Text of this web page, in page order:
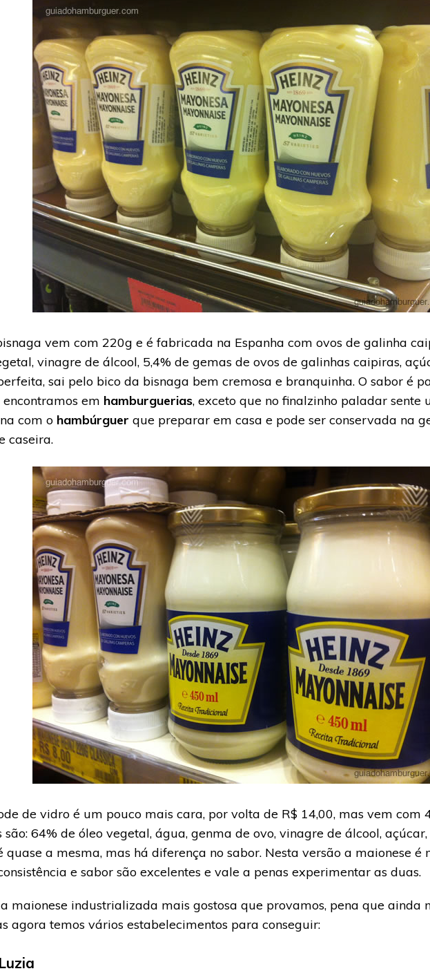
vem com 220g e é fabricada na Espanha com ovos de galinha
vinagre de álcool, 5,4% de gemas de ovos de galinhas caipiras,
sai pelo bico da bisnaga bem cremosa e branquinha. O sabor é
em hamburguerias, exceto que no finalzinho paladar sente
com o hambúrguer que preparar em casa e pode ser conservada na
caseira.
de vidro é um pouco mais cara, por volta de R$ 14,00, mas vem com
são: 64% de óleo vegetal, água, genma de ovo, vinagre de álcool,
quase a mesma, mas há diferença no sabor. Nesta versão a maionese é
e sabor são excelentes e vale a penas experimentar as duas.
maionese industrializada mais gostosa que provamos, pena que ainda
agora temos vários estabelecimentos para conseguir: